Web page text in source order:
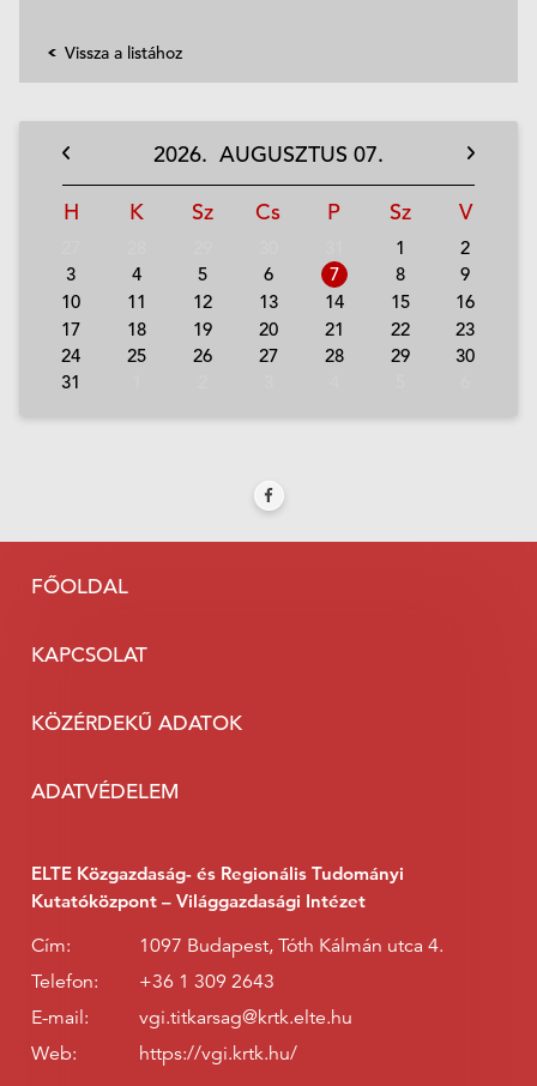
Vissza a listához
2026. AUGUSZTUS 07.
H K Sz Cs P Sz V
1
2
3
4 5 6 7 8
9
10
11 12 13 14 15
16
17
18 19 20 21 22
23
24
25 26 27 28 29
30
31
FŐOLDAL
KAPCSOLAT
KÖZÉRDEKŰ ADATOK
ADATVÉDELEM
ELTE Közgazdaság- és Regionális Tudományi
Kutatóközpont – Világgazdasági Intézet
Cím:
1097 Budapest, Tóth Kálmán utca 4.
Telefon:
+36 1 309 2643
E-mail:
vgi.titkarsag@krtk.elte.hu
Web:
https://vgi.krtk.hu/